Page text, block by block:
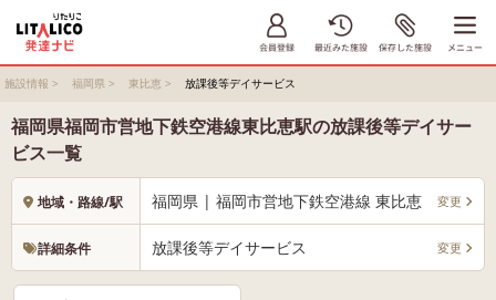
施設情報 > 福岡県 > 東比恵 > 放課後等デイサービス
福岡県福岡市営地下鉄空港線東比恵駅の放課後等デイサー
ビス一覧
地域・路線/駅 福岡県 | 福岡市営地下鉄空港線 東比恵 変更
詳細条件 放課後等デイサービス 変更